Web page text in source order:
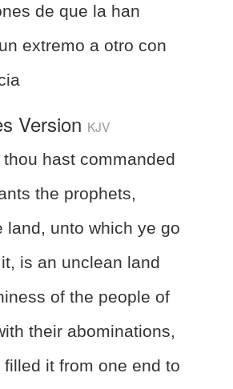
de que la han
extremo a otro con
Version KJV
hast commanded
the prophets,
land, unto which ye go
is an unclean land
of the people of
their abominations,
it from one end to